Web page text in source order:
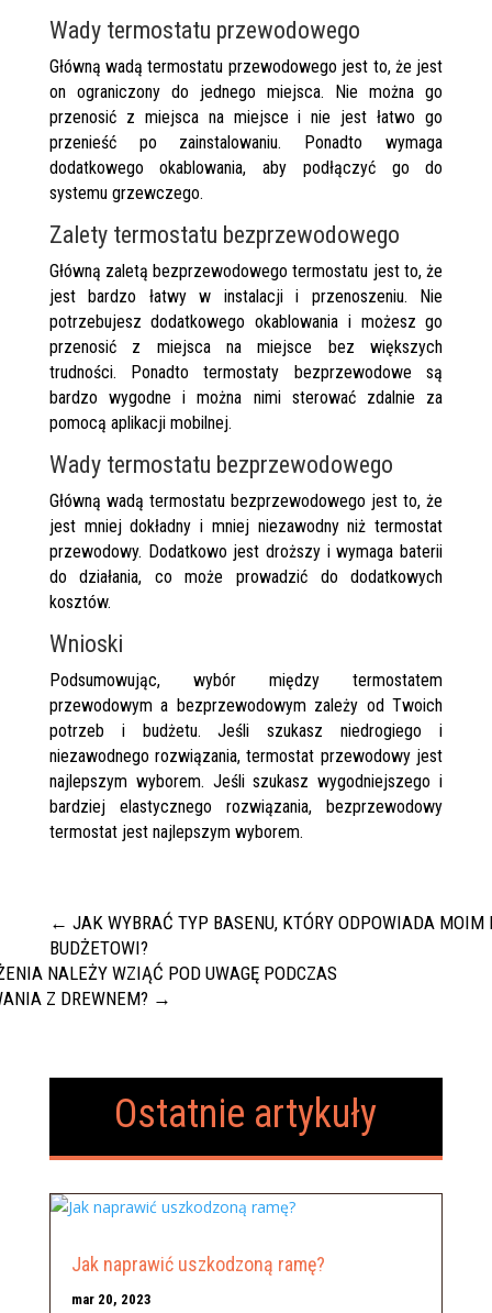
Wady termostatu przewodowego
Główną wadą termostatu przewodowego jest to, że jest
on ograniczony do jednego miejsca. Nie można go
przenosić z miejsca na miejsce i nie jest łatwo go
przenieść po zainstalowaniu. Ponadto wymaga
dodatkowego okablowania, aby podłączyć go do
systemu grzewczego.
Zalety termostatu bezprzewodowego
Główną zaletą bezprzewodowego termostatu jest to, że
jest bardzo łatwy w instalacji i przenoszeniu. Nie
potrzebujesz dodatkowego okablowania i możesz go
przenosić z miejsca na miejsce bez większych
trudności. Ponadto termostaty bezprzewodowe są
bardzo wygodne i można nimi sterować zdalnie za
pomocą aplikacji mobilnej.
Wady termostatu bezprzewodowego
Główną wadą termostatu bezprzewodowego jest to, że
jest mniej dokładny i mniej niezawodny niż termostat
przewodowy. Dodatkowo jest droższy i wymaga baterii
do działania, co może prowadzić do dodatkowych
kosztów.
Wnioski
Podsumowując, wybór między termostatem
przewodowym a bezprzewodowym zależy od Twoich
potrzeb i budżetu. Jeśli szukasz niedrogiego i
niezawodnego rozwiązania, termostat przewodowy jest
najlepszym wyborem. Jeśli szukasz wygodniejszego i
bardziej elastycznego rozwiązania, bezprzewodowy
termostat jest najlepszym wyborem.
← JAK WYBRAĆ TYP BASENU, KTÓRY ODPOWIADA MOIM
BUDŻETOWI?
NALEŻY WZIĄĆ POD UWAGĘ PODCZAS
Z DREWNEM? →
Ostatnie artykuły
Jak naprawić uszkodzoną ramę?
mar 20, 2023